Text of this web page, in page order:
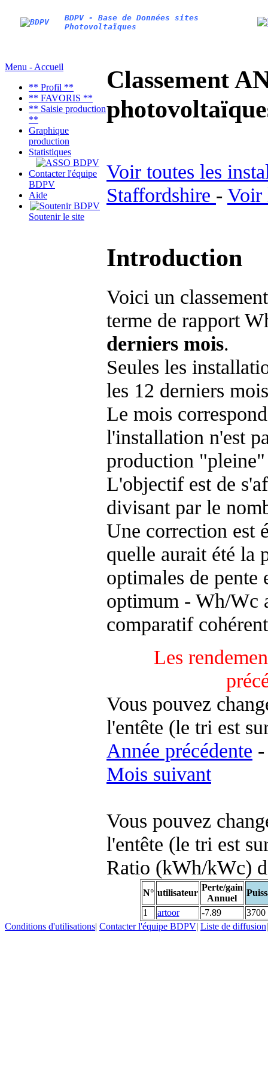
BDPV - Base de Données sites
Photovoltaïques
Menu - Accueil
** Profil **
** FAVORIS **
** Saisie production
**
Graphique
production
Statistiques
Contacter l'équipe
BDPV
Aide
Soutenir le site
Classement
Voir toutes les
Staffordshire - Voir
Introduction
Voici un
terme de rapport
derniers mois.
Seules les
les 12 derniers
Le mois
l'installation n'est
production "pleine"
L'objectif est de
divisant par le
Une correction est
quelle aurait été la
optimales de
optimum - Wh/Wc
comparatif
Les
Vous pouvez
l'entête (le tri est
Année précédente -
Mois suivant
Vous pouvez
l'entête (le tri est
Ratio (kWh/kWc)
N° utilisateur
Perte/gain
Annuel
1
artoor -7.89
3700
Conditions d'utilisations| Contacter l'équipe BDPV| Liste de diffusion